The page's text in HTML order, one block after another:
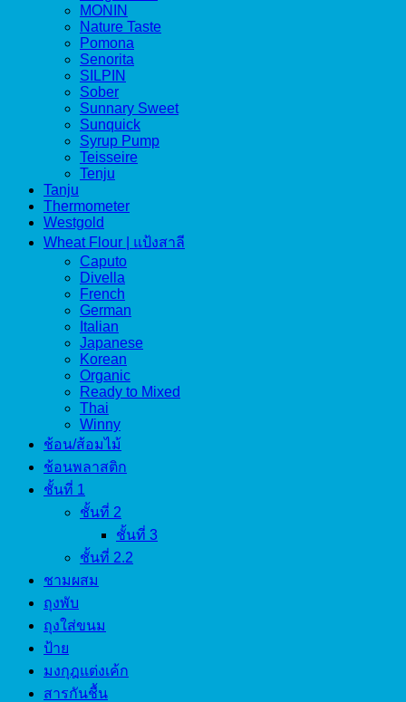
MONIN
Nature Taste
Pomona
Senorita
SILPIN
Sober
Sunnary Sweet
Sunquick
Syrup Pump
Teisseire
Tenju
Tanju
Thermometer
Westgold
Wheat Flour | แป้งสาลี
Caputo
Divella
French
German
Italian
Japanese
Korean
Organic
Ready to Mixed
Thai
Winny
ช้อน/ส้อมไม้
ช้อนพลาสติก
ชั้นที่ 1
ชั้นที่ 2
ชั้นที่ 3
ชั้นที่ 2.2
ชามผสม
ถุงพับ
ถุงใส่ขนม
ป้าย
มงกุฎแต่งเค้ก
สารกันชื้น